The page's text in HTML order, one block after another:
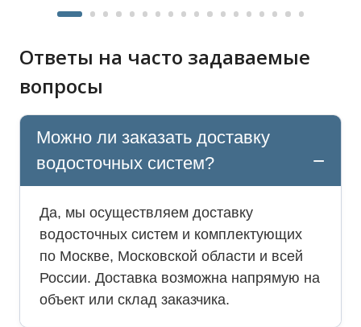
Ответы на часто задаваемые
вопросы
Можно ли заказать доставку
водосточных систем?
Да, мы осуществляем доставку
водосточных систем и комплектующих
по Москве, Московской области и всей
России. Доставка возможна напрямую на
объект или склад заказчика.